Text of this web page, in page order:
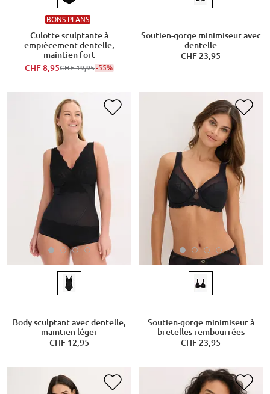
BONS PLANS
Culotte sculptante à
empiècement dentelle,
maintien fort
CHF 8,95CHF 19,95-55%
Soutien-gorge minimiseur avec
dentelle
CHF 23,95
Body sculptant avec dentelle,
maintien léger
CHF 12,95
Soutien-gorge minimiseur à
bretelles rembourrées
CHF 23,95